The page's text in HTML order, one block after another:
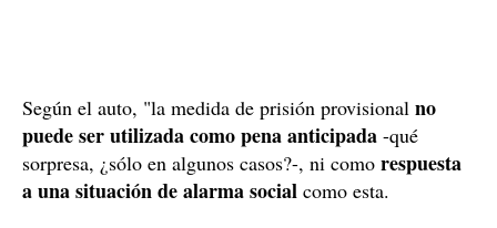
Según el auto, "la medida de prisión provisional no
puede ser utilizada como pena anticipada -qué
sorpresa, ¿sólo en algunos casos?-, ni como respuesta
a una situación de alarma social como esta.